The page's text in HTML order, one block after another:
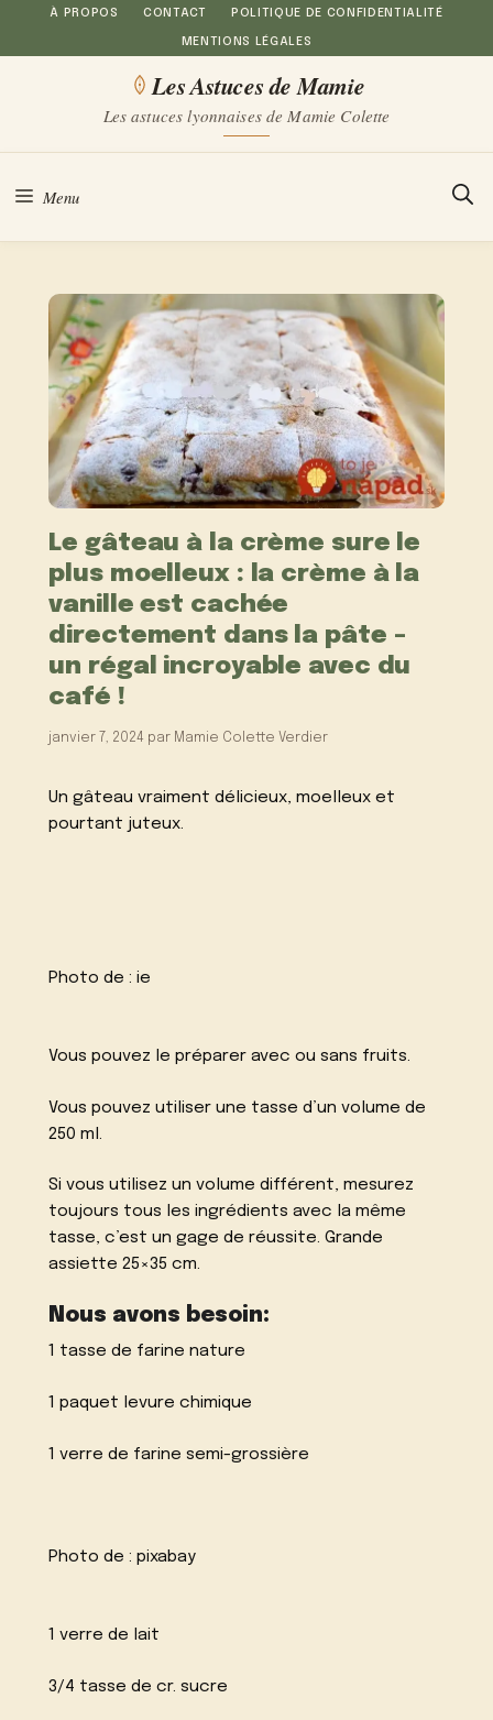
Aller
au
À PROPOS CONTACT POLITIQUE DE CONFIDENTIALITÉ
MENTIONS LÉGALES
Les Astuces de Mamie
Les astuces lyonnaises de Mamie Colette
Menu
Le gâteau à la crème sure le
plus moelleux : la crème à la
vanille est cachée
directement dans la pâte –
un régal incroyable avec du
café !
janvier 7, 2024 par Mamie Colette Verdier
Un gâteau vraiment délicieux, moelleux et
pourtant juteux.
Photo de :ie
Vous pouvez le préparer avec ou sans fruits.
Vous pouvez utiliser une tasse d’un volume de
250 ml.
Si vous utilisez un volume différent, mesurez
toujours tous les ingrédients avec la même
tasse, c’est un gage de réussite. Grande
assiette 25×35 cm.
Nous avons besoin:
1 tasse de farine nature
1 paquet levure chimique
1 verre de farine semi-grossière
Photo de :pixabay
1 verre de lait
3/4 tasse de cr. sucre